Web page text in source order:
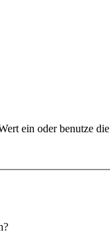
ein oder benutze